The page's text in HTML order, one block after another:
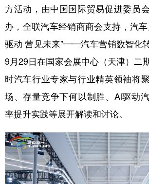
方活动，由中国国际贸易促进委员
办，全联汽车经销商商会支持，汽
驱动 营见未来”——汽车营销数智化
9月29日在国家会展中心（天津）二
时汽车行业专家与行业精英领袖将
场、存量竞争下何以制胜、Al驱动
率提升实践等展开解读和讨论。